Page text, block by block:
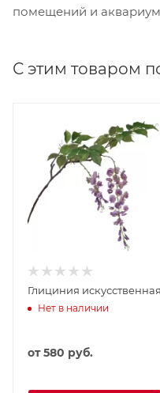
помещений и
С этим товаром
Глициния искусственная
Нет в наличии
от580 руб.